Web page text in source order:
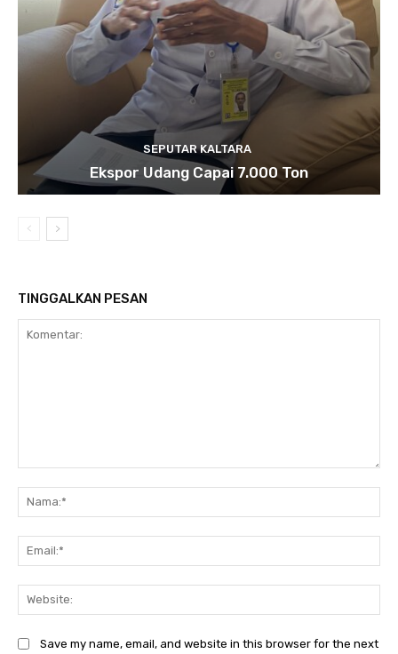
SEPUTAR KALTARA
Ekspor Udang Capai 7.000 Ton
TINGGALKAN PESAN
Save my name, email, and website in this browser for the next